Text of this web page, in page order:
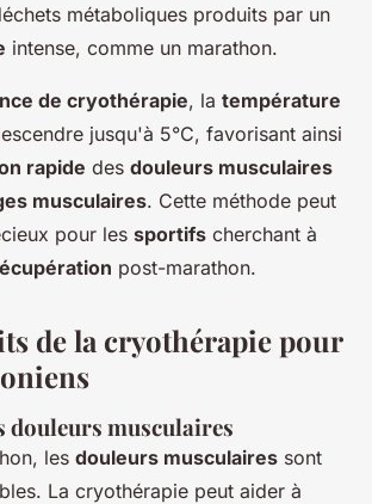
métaboliques produits par un
intense, comme un marathon.
de cryothérapie, la température
jusqu'à 5°C, favorisant ainsi
rapide des douleurs musculaires
musculaires. Cette méthode peut
pour les sportifs cherchant à
post-marathon.
de la cryothérapie pour
douleurs musculaires
les douleurs musculaires sont
La cryothérapie peut aider à